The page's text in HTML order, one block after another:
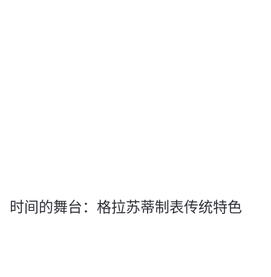
时间的舞台：格拉苏蒂制表传统特色